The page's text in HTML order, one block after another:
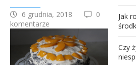
6 grudnia, 2018
0
komentarze
Jak
Czy